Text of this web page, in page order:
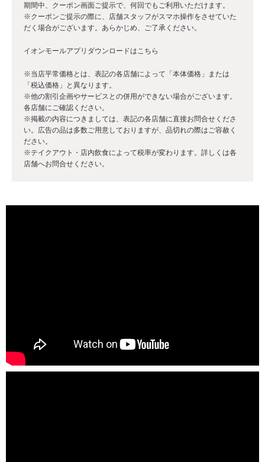
期間中、クーポン画面ご提示で、何回でもご利用いただけます。
※クーポンご提示の際に、店舗スタッフがスマホ操作をさせていた
だく場合がございます。あらかじめ、ご了承ください。
イオンモールアプリダウンロードはこちら
※当店平常価格とは、表記の各店舗によって「本体価格」または
「税込価格」と異なります。
※他の割引企画やサービスとの併用ができない場合がございます。
各店舗にご確認ください。
※掲載の内容につきましては、表記の各店舗に直接お問合せくださ
い。広告の品は多数ご用意しておりますが、品切れの際はご容赦く
ださい。
※テイクアウト・店内飲食によって税率が変わります。詳しくは各
店舗へお問合せください。